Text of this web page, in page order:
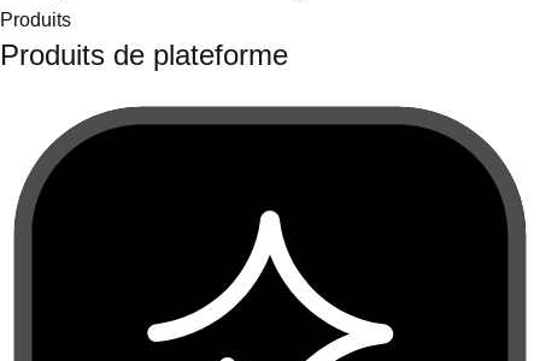
Produits
Produits de plateforme